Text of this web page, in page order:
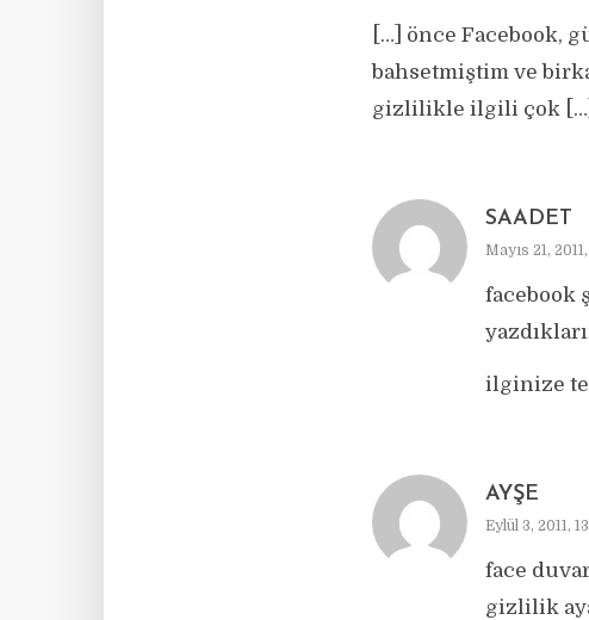
[…] önce Facebook,
bahsetmiştim ve
gizlilikle ilgili çok […]
SAADET
Mayıs 21,
facebook
ilginize
AYŞE
Eylül 3, 2011,
face
gizlilik